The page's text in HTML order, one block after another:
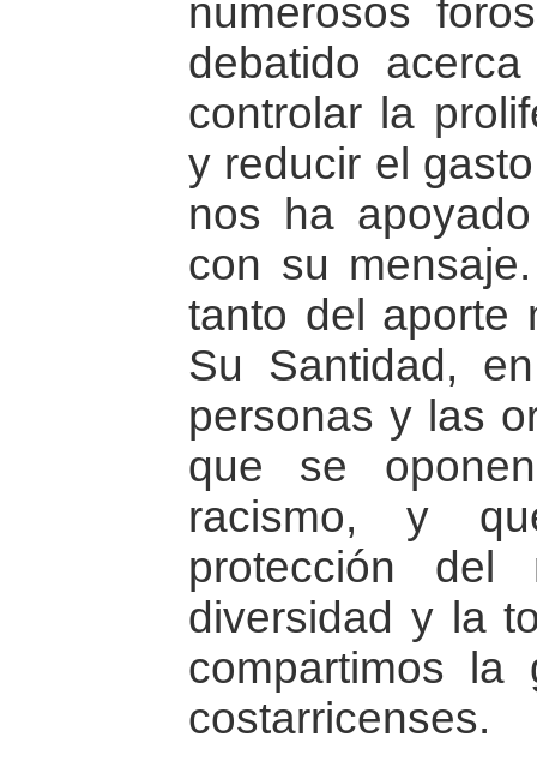
numerosos
debatido
controlar la
y reducir el
nos ha
con su
tanto del aporte
Su Santidad,
personas y las
que se
racismo, y
protección del
diversidad y la
compartimos
costarricenses.